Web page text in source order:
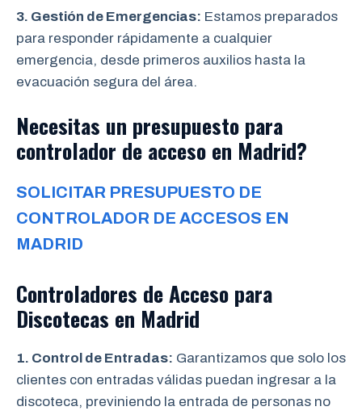
3. Gestión de Emergencias: Estamos preparados
para responder rápidamente a cualquier
emergencia, desde primeros auxilios hasta la
evacuación segura del área.
Necesitas un presupuesto para
controlador de acceso en Madrid?
SOLICITAR PRESUPUESTO DE
CONTROLADOR DE ACCESOS EN
MADRID
Controladores de Acceso para
Discotecas en Madrid
1. Control de Entradas: Garantizamos que solo los
clientes con entradas válidas puedan ingresar a la
discoteca, previniendo la entrada de personas no